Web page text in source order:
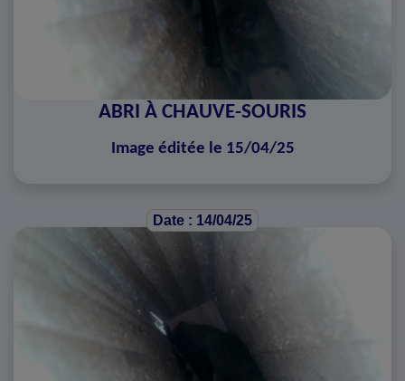
ABRI À CHAUVE-SOURIS
Image éditée le 15/04/25
Date : 14/04/25